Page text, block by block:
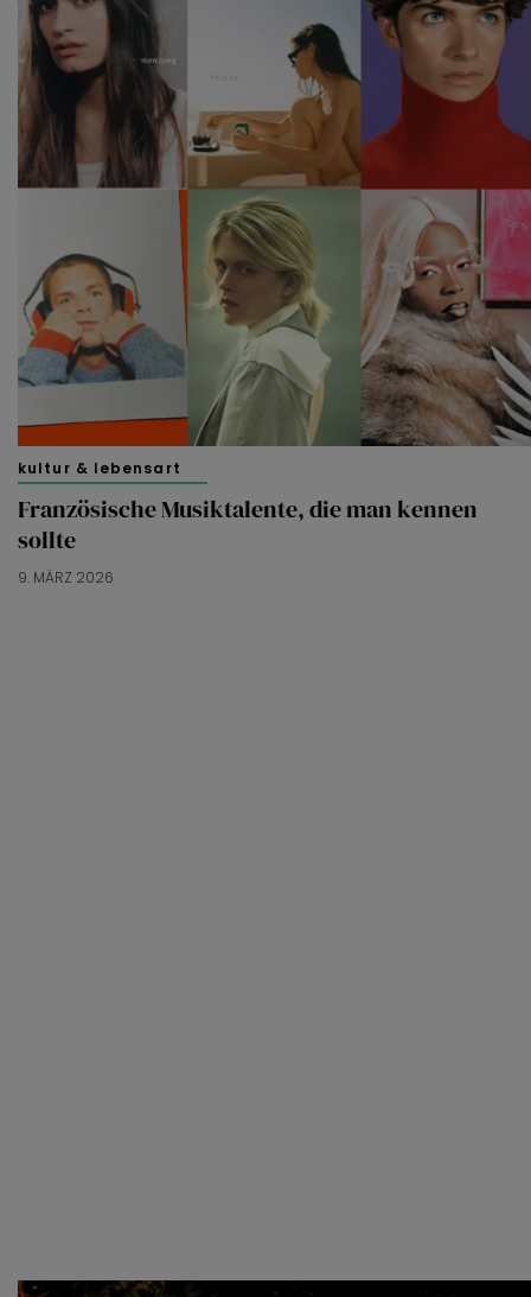
gebruikerservaring te bieden. Ook plaatsen wij cookies
van derde partijen om gepersonaliseerde advertenties te
tonen en/of de inhoud van de advertenties op je
voorkeuren af te stemmen. Je kunt je voorkeuren
beheren via ‘Zelf instellen’. Klik je op ‘Accepteren en
doorgaan’ dan ga je akkoord met het gebruik van alle
cookies zoals omschreven in onze
Cookieverklaring
Merci!
kultur & lebensart
Französische Musiktalente, die man kennen
sollte
9. MÄRZ 2026